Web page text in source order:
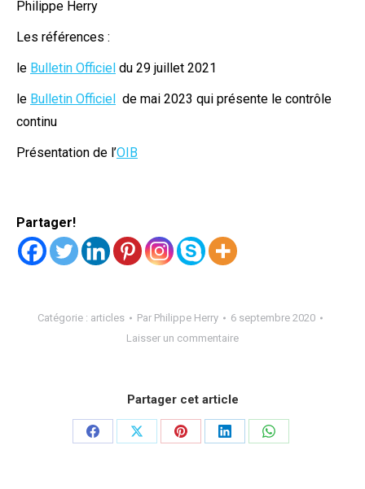
Philippe Herry
Les références :
le Bulletin Officiel du 29 juillet 2021
le Bulletin Officiel de mai 2023 qui présente le contrôle
continu
Présentation de l’OIB
Partager!
Catégorie : articles Par Philippe Herry
6 septembre 2020
Laisser un commentaire
Partager cet article
PartagerPartagerPartagerPartagerPartager